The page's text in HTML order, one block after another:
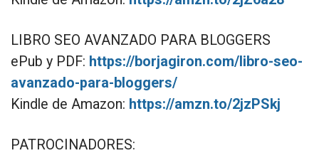
LIBRO SEO AVANZADO PARA BLOGGERS
ePub y PDF: https://borjagiron.com/libro-seo-
avanzado-para-bloggers/
Kindle de Amazon: https://amzn.to/2jzPSkj
PATROCINADORES: